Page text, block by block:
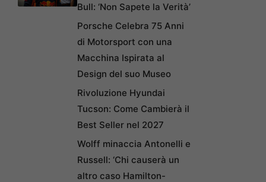
Bull: ‘Non Sapete la Verità’
Porsche Celebra 75 Anni
di Motorsport con una
Macchina Ispirata al
Design del suo Museo
Rivoluzione Hyundai
Tucson: Come Cambierà il
Best Seller nel 2027
Wolff minaccia Antonelli e
Russell: ‘Chi causerà un
altro caso Hamilton-